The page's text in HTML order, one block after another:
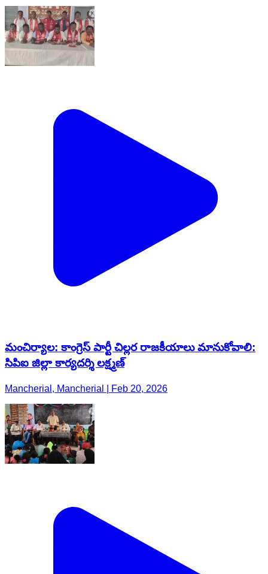
మంచిర్యాల: కాంగ్రెస్ పార్టీ చిల్లర రాజకీయాలు మానుకోవాలి:
సిపిఐ జిల్లా కార్యదర్శి లక్ష్మణ్
Mancherial, Mancherial | Feb 20, 2026